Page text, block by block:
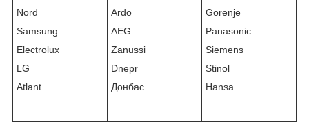
Nord
Samsung
Electrolux
LG
Atlant
Ardo
AEG
Zanussi
Dnepr
Донбас
Gorenje
Panasonic
Siemens
Stinol
Hansa